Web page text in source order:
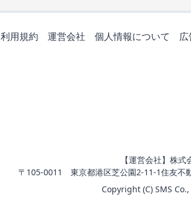
利用規約 運営会社 個人情報について
【運営会社】株
〒105-0011 東京都港区芝公園2-11-1住友不
Copyright (C) SMS